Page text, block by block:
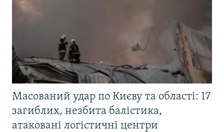
Масований удар по Києву та області: 17
загиблих, незбита балістика,
атаковані логістичні центри